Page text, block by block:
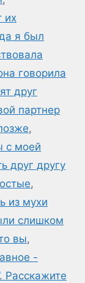
их
я был
говорила
друг
партнер
,
с моей
друг другу
,
из мухи
слишком
вы,
-
Расскажите